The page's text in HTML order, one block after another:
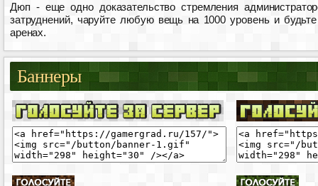
Дюп - еще одно доказательство стремления
затруднений, чаруйте любую вещь на 1000 уровень и
аренах.
Баннеры